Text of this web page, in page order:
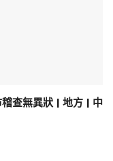
查無異狀 | 地方 | 中